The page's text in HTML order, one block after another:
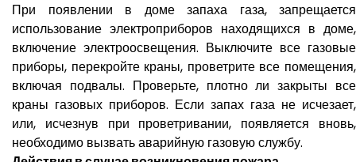
При появлении в доме запаха газа, запрещается
использование электроприборов находящихся в доме,
включение электроосвещения. Выключите все газовые
приборы, перекройте краны, проветрите все помещения,
включая подвалы. Проверьте, плотно ли закрыты все
краны газовых приборов. Если запах газа не исчезает,
или, исчезнув при проветривании, появляется вновь,
необходимо вызвать аварийную газовую службу.